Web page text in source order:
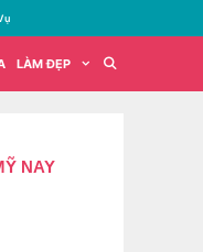
LÀM ĐẸP
NAY